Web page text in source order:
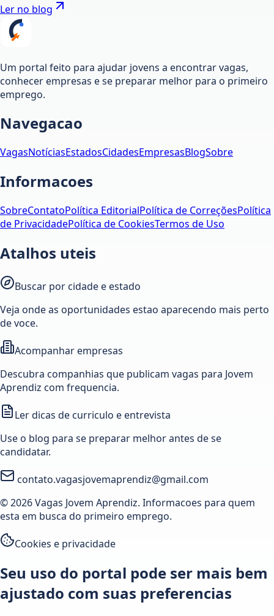
Ler no blog
Um portal feito para ajudar jovens a encontrar vagas,
conhecer empresas e se preparar melhor para o primeiro
emprego.
Navegacao
VagasNotíciasEstadosCidadesEmpresasBlogSobre
Informacoes
SobreContatoPolítica EditorialPolítica de CorreçõesPolítica
de PrivacidadePolítica de CookiesTermos de Uso
Atalhos uteis
Buscar por cidade e estado
Veja onde as oportunidades estao aparecendo mais perto
de voce.
Acompanhar empresas
Descubra companhias que publicam vagas para Jovem
Aprendiz com frequencia.
Ler dicas de curriculo e entrevista
Use o blog para se preparar melhor antes de se
candidatar.
contato.vagasjovemaprendiz@gmail.com
© 2026 Vagas Jovem Aprendiz. Informacoes para quem
esta em busca do primeiro emprego.
Cookies e privacidade
Seu uso do portal pode ser mais bem
ajustado com suas preferencias